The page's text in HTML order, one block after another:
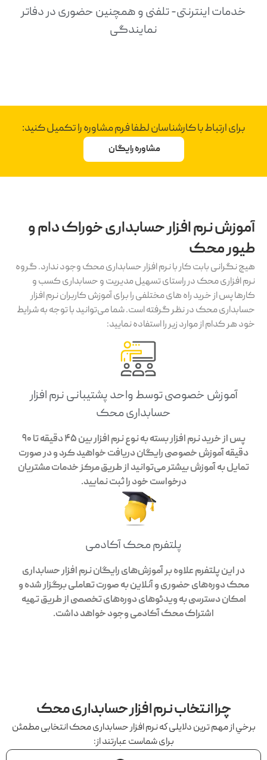
خدمات اینترنتی- تلفنی و همچنین حضوری در دفاتر
نمایندگی
برای ارتباط با کارشناسان لطفا فرم مشاوره را تکمیل کنید:
مشاوره رایگان
آموزش نرم افزار حسابداری خوراک دام و
طیور محک
هیچ نگرانی بابت کار با نرم افزار حسابداری محک وجود ندارد. گروه
نرم افزاری محک در راستای تسهیل مدیریت و حسابداری کسب و
کارها پس از خرید راه های مختلفی را برای آموزش کاربران نرم افزار
حسابداری محک در نظر گرفته است. شما می‌توانید با توجه به شرایط
خود هر کدام از موارد زیر را استفاده نمایید:
آموزش خصوصی توسط واحد پشتیبانی نرم افزار
حسابداری محک
پس از خرید نرم افزار بسته به نوع نرم افزار بین 45 دقیقه تا 90
دقیقه آموزش خصوصی رایگان دریافت خواهید کرد و در صورت
تمایل به آموزش بیشتر می‌توانید از طریق مرکز خدمات مشتریان
درخواست خود را ثبت نمایید.
پلتفرم محک آکادمی
در این پلتفرم علاوه بر آموزش‌های رایگان نرم افزار حسابداری
محک دوره‌های حضوری و آنلاین به صورت تعاملی برگزار شده و
امکان دسترسی به ویدئوهای دوره‌های تخصصی از طریق تهیه
اشتراک محک آکادمی وجود خواهد داشت.
چرا انتخاب نرم افزار حسابداری محک
برخي از مهم ترين دلايلی كه نرم افزار حسابداری محک انتخابی مطمئن
برای شماست عبارتند از: